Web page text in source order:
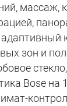
массаж,
зон и
Bose на